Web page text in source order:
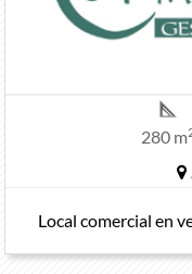
280 m
Local comercial en